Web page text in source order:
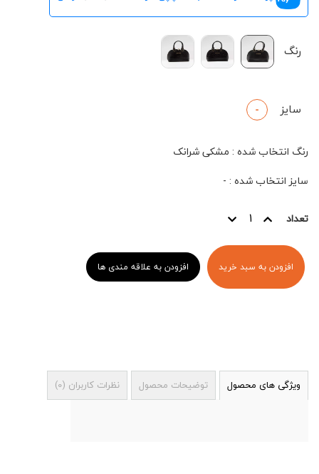
رنگ
سایز -
رنگ انتخاب شده : مشکی شرانک
سایز انتخاب شده :
-
تعداد
افزودن به سبد خرید افزودن به علاقه مندی ها
ویژگی های محصول توضیحات محصول نظرات کاربران (
0
)